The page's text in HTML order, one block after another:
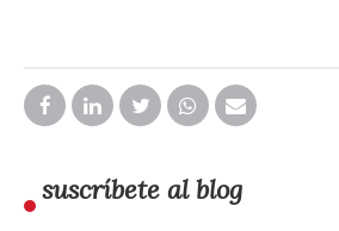
suscríbete al blog